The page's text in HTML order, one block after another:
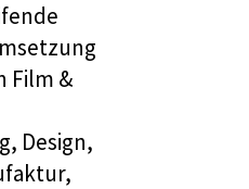
Film &
Design,